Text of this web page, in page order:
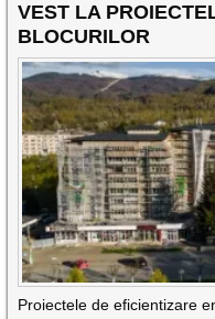
VEST LA
BLOCURILOR
Proiectele de eficientizare